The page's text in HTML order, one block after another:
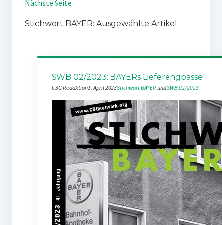
Nächste Seite
Stichwort BAYER: Ausgewählte Artikel
SWB 02/2023: BAYERs Lieferengpässe
CBG Redaktion1. April 2023Stichwort BAYER und SWB 02/2023